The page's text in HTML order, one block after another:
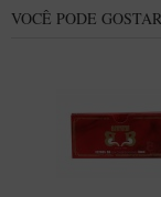
BB Liso e Rústico
CACHIMBOS
VOCÊ PODE